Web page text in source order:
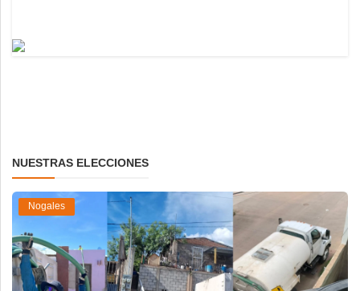
NUESTRAS ELECCIONES
Nogales